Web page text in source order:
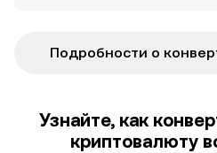
Подробности о
Узнайте, как
криптовалюту